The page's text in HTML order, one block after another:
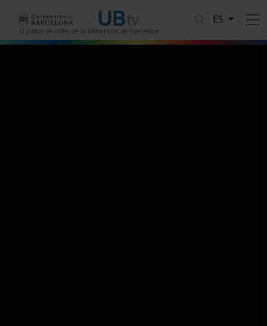
El portal de vídeo de la Universitat de Barcelona
ES